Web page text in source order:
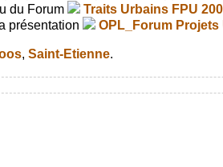
du Forum
Traits Urbains FPU
présentation
OPL_Forum
, Saint-Etienne.